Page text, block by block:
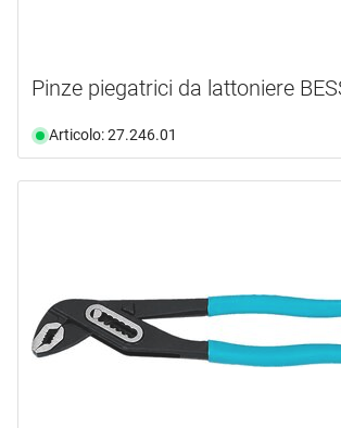
Pinze piegatrici da lattoniere
Articolo: 27.246.01